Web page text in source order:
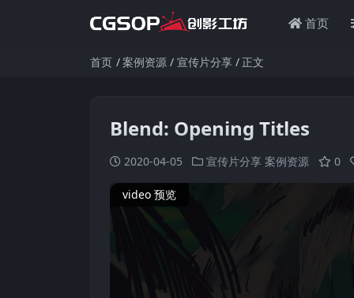
首页
首页 案例资源 宣传片分享 正文
Blend: Opening Titles
2020-04-05 宣传片分享 案例资源 0
video 预览